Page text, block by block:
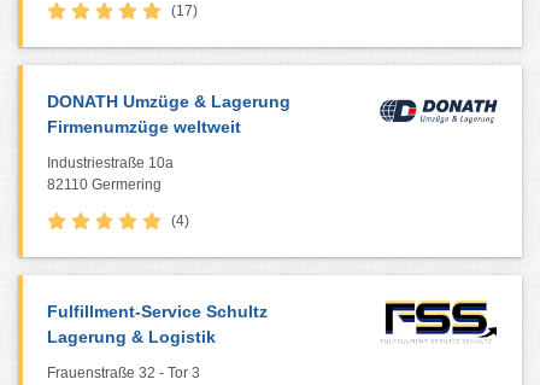
(17)
DONATH Umzüge & Lagerung
Firmenumzüge weltweit
Industriestraße 10a
82110 Germering
(4)
Fulfillment-Service Schultz
Lagerung & Logistik
Frauenstraße 32 - Tor 3